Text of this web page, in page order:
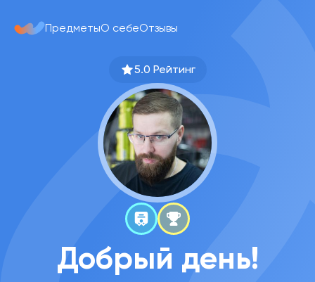
ПредметыО себеОтзывы
5.0 Рейтинг
Добрый день!